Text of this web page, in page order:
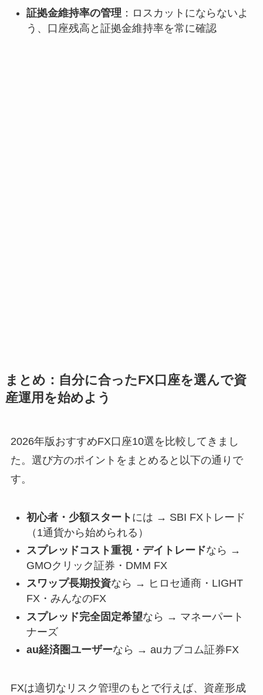
証拠金維持率の管理 ：ロスカットにならないよ
う、口座残高と証拠金維持率を常に確認
まとめ：自分に合ったFX口座を選んで資
産運用を始めよう
2026年版おすすめFX口座10選を比較してきまし
た。選び方のポイントをまとめると以下の通りで
す。
初心者・少額スタート には → SBI FXトレード
（1通貨から始められる）
スプレッドコスト重視・デイトレードなら →
GMOクリック証券・DMM FX
スワップ長期投資なら → ヒロセ通商・LIGHT
FX・みんなのFX
スプレッド完全固定希望なら → マネーパート
ナーズ
au経済圏ユーザーなら → auカブコム証券FX
FXは適切なリスク管理のもとで行えば、資産形成